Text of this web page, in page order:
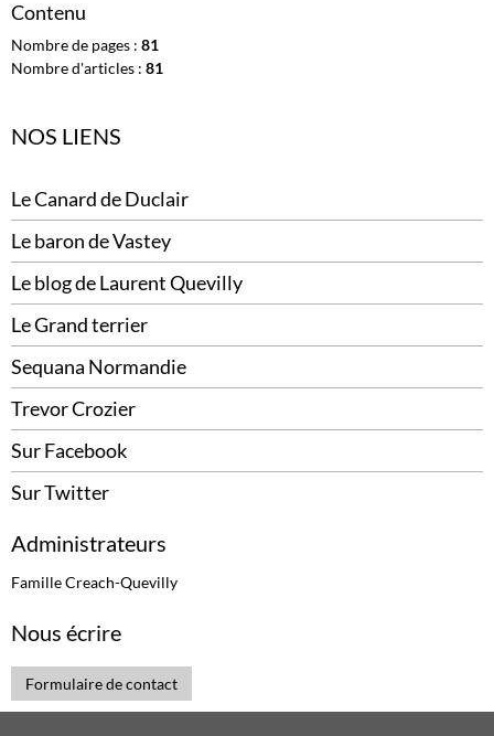
Contenu
Nombre de pages : 81
Nombre d'articles : 81
NOS LIENS
Le Canard de Duclair
Le baron de Vastey
Le blog de Laurent Quevilly
Le Grand terrier
Sequana Normandie
Trevor Crozier
Sur Facebook
Sur Twitter
Administrateurs
Famille Creach-Quevilly
Nous écrire
Formulaire de contact